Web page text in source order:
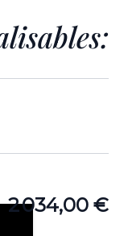
2 034,00 €